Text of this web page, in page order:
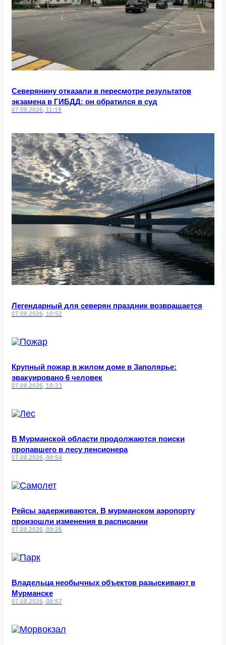
Северянину отказали в пересмотре результатов
экзамена в ГИБДД: он обратился в суд
07.08.2026, 11:19
Легендарный для северян праздник возвращается
07.08.2026, 10:52
Крупный пожар в жилом доме в Заполярье:
эвакуировано 6 человек
07.08.2026, 10:23
В Мурманской области продолжаются поиски
пропавшего в лесу пенсионера
07.08.2026, 09:54
Рейсы задерживаются. В мурманском аэропорту
произошли изменения в расписании
07.08.2026, 09:26
Владельца необычных объектов разыскивают в
Мурманске
07.08.2026, 08:57